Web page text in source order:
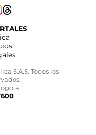
S.A.S. Todos los